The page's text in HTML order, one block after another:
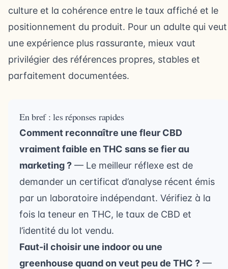
culture et la cohérence entre le taux affiché et le
positionnement du produit. Pour un adulte qui veut
une expérience plus rassurante, mieux vaut
privilégier des références propres, stables et
parfaitement documentées.
En bref : les réponses rapides
Comment reconnaître une fleur CBD
vraiment faible en THC sans se fier au
marketing ? — Le meilleur réflexe est de
demander un certificat d’analyse récent émis
par un laboratoire indépendant. Vérifiez à la
fois la teneur en THC, le taux de CBD et
l’identité du lot vendu.
Faut-il choisir une indoor ou une
greenhouse quand on veut peu de THC ? —